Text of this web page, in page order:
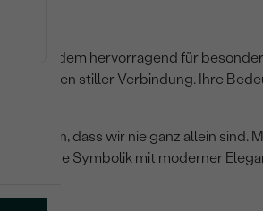
sich zudem hervorragend für
als Zeichen stiller Verbindung. Ihre
daran, dass wir nie ganz allein
Symbolik mit moderner